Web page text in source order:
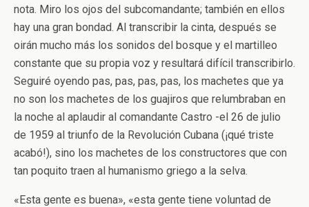
nota. Miro los ojos del subcomandante; también en ellos
hay una gran bondad. Al transcribir la cinta, después se
oirán mucho más los sonidos del bosque y el martilleo
constante que su propia voz y resultará difícil transcribirlo.
Seguiré oyendo pas, pas, pas, pas, los machetes que ya
no son los machetes de los guajiros que relumbraban en
la noche al aplaudir al comandante Castro -el 26 de julio
de 1959 al triunfo de la Revolución Cubana (¡qué triste
acabó!), sino los machetes de los constructores que con
tan poquito traen al humanismo griego a la selva.
«Esta gente es buena», «esta gente tiene voluntad de